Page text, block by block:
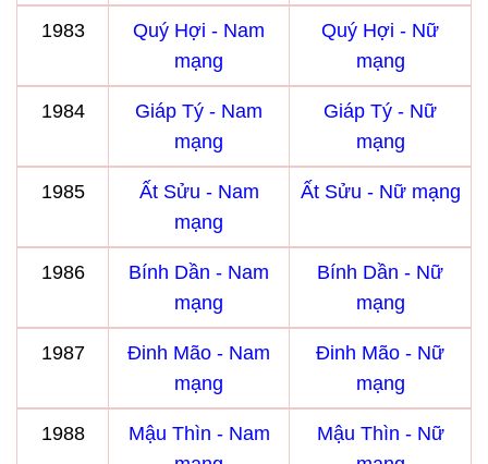
1983
Quý Hợi - Nam
mạng
Quý Hợi - Nữ
mạng
1984
Giáp Tý - Nam
mạng
Giáp Tý - Nữ
mạng
1985
Ất Sửu - Nam
mạng
Ất Sửu - Nữ mạng
1986
Bính Dần - Nam
mạng
Bính Dần - Nữ
mạng
1987
Đinh Mão - Nam
mạng
Đinh Mão - Nữ
mạng
1988
Mậu Thìn - Nam
Mậu Thìn - Nữ